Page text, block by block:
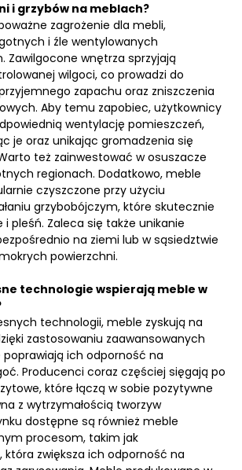
i grzybów na meblach?
zagrożenie dla mebli,
i źle wentylowanych
Zawilgocone wnętrza sprzyjają
wilgoci, co prowadzi do
zapachu oraz zniszczenia
Aby temu zapobiec, użytkownicy
wentylację pomieszczeń,
je oraz unikając gromadzenia się
też zainwestować w osuszacze
regionach. Dodatkowo, meble
czyszczone przy użyciu
grzybobójczym, które skutecznie
pleśń. Zaleca się także unikanie
na ziemi lub w sąsiedztwie
powierzchni.
technologie wspierają meble w
technologii, meble zyskują na
zastosowaniu zaawansowanych
ich odporność na
Producenci coraz częściej sięgają po
które łączą w sobie pozytywne
z wytrzymałością tworzyw
dostępne są również meble
procesom, takim jak
zwiększa ich odporność na